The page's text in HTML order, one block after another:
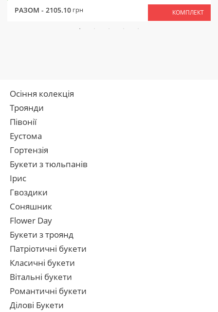
РАЗОМ - 2105.10 грн КОМПЛЕКТ
Осіння колекція
Троянди
Півонії
Еустома
Гортензія
Букети з тюльпанів
Ірис
Гвоздики
Соняшник
Flower Day
Букети з троянд
Патріотичні букети
Класичні букети
Вітальні букети
Романтичні букети
Ділові Букети